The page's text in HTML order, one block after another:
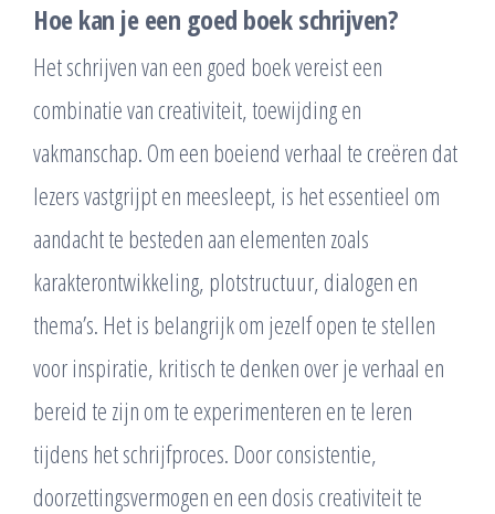
Hoe kan je een goed boek schrijven?
Het schrijven van een goed boek vereist een
combinatie van creativiteit, toewijding en
vakmanschap. Om een boeiend verhaal te creëren dat
lezers vastgrijpt en meesleept, is het essentieel om
aandacht te besteden aan elementen zoals
karakterontwikkeling, plotstructuur, dialogen en
thema’s. Het is belangrijk om jezelf open te stellen
voor inspiratie, kritisch te denken over je verhaal en
bereid te zijn om te experimenteren en te leren
tijdens het schrijfproces. Door consistentie,
doorzettingsvermogen en een dosis creativiteit te